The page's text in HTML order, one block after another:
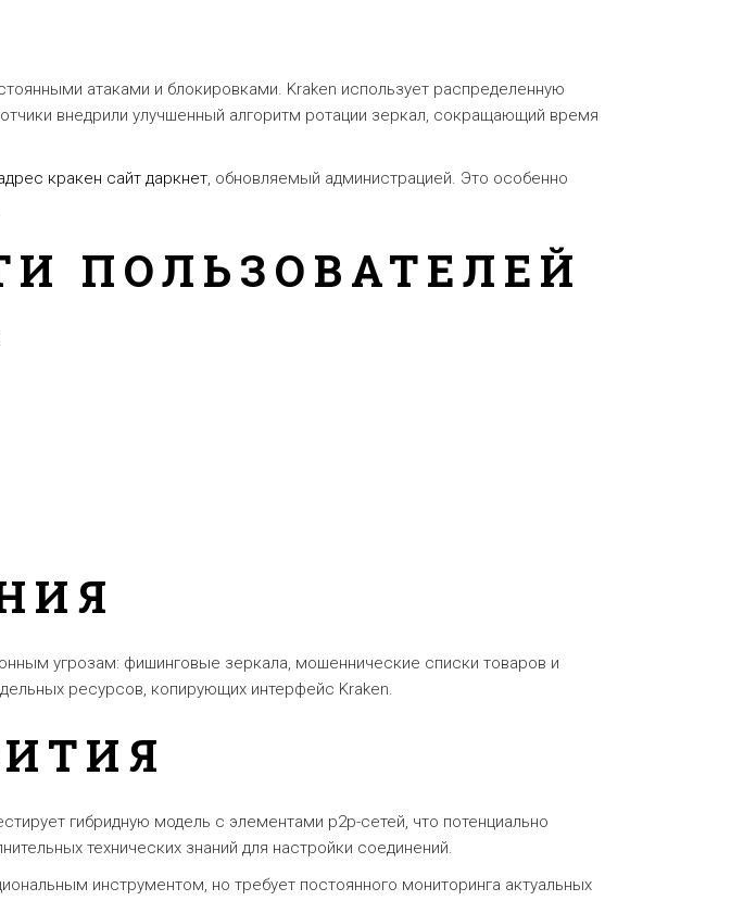
атаками и блокировками. Kraken использует распределенную
внедрили улучшенный алгоритм ротации зеркал, сокращающий время
кракен сайт даркнет, обновляемый администрацией. Это особенно
ПОЛЬЗОВАТЕЛЕЙ
угрозам: фишинговые зеркала, мошеннические списки товаров и
ресурсов, копирующих интерфейс Kraken.
гибридную модель с элементами p2p-сетей, что потенциально
технических знаний для настройки соединений.
инструментом, но требует постоянного мониторинга актуальных